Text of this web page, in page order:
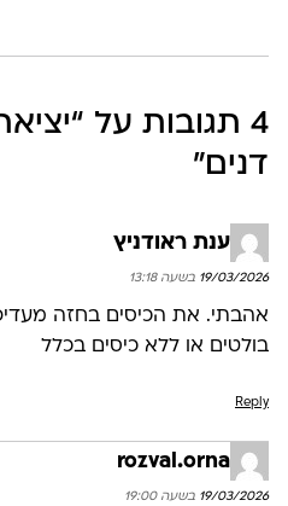
4 תגובות על “
דנים”
ענת ראודניץ
19/03/2026 בשעה 13:18
אהבתי. את הכיסים בחזה
בולטים או ללא כיסים בכלל
Reply
rozval.orna
19/03/2026 בשעה 19:00